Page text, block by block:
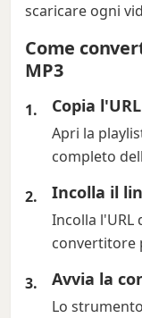
scaricare ogni
Come
MP3
Copia
Apri la
completo
Incolla il
Incolla l'URL
convertitore
Avvia la
Lo